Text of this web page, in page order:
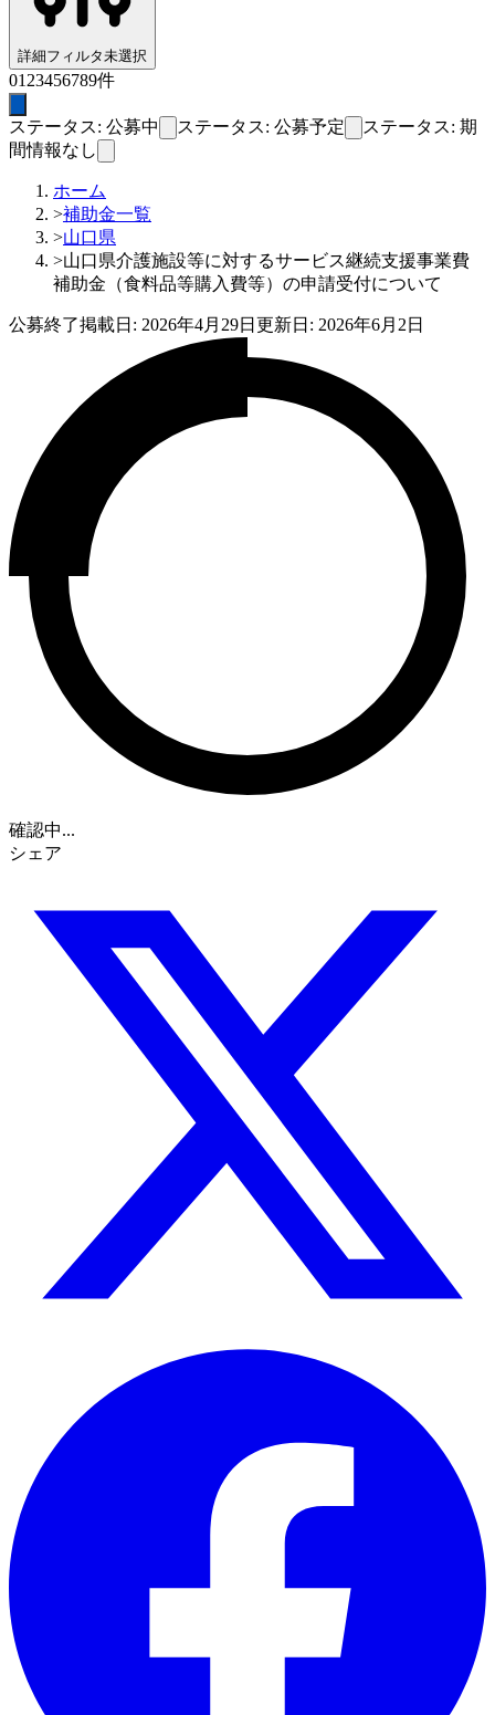
詳細フィルタ未選択
01 23456789件
ステータス: 公募中 ステータス: 公募予定
ステータス: 期
間情報なし
ホーム
>補助金一覧
>山口県
>山口県介護施設等に対するサービス継続支援事業費
補助金（食料品等購入費等）の申請受付について
公募終了掲載日: 2026年4月29日 更新日: 2026年6月2日
確認中...
シェア